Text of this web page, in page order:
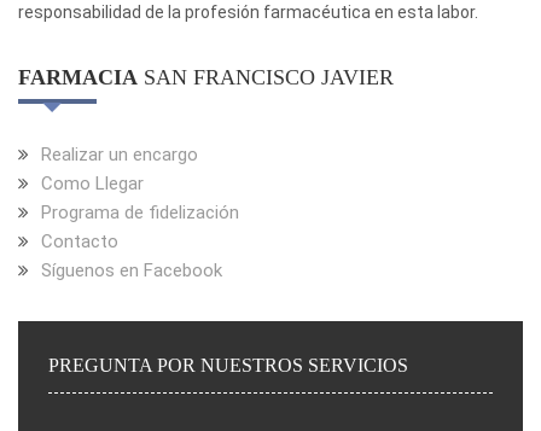
responsabilidad de la profesión farmacéutica en esta labor.
FARMACIA SAN FRANCISCO JAVIER
Realizar un encargo
Como Llegar
Programa de fidelización
Contacto
Síguenos en Facebook
PREGUNTA POR NUESTROS SERVICIOS